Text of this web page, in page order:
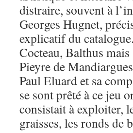
distraire, souvent à
Georges Hugnet,
explicatif du
Cocteau, Balthus
Pieyre de
Paul Eluard et sa
se sont prêté à ce jeu
consistait à exploiter,
graisses, les ronds de